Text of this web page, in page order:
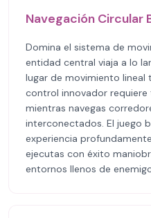
Navegación Circular
Domina el sistema de
entidad central viaja a lo
lugar de movimiento lineal
control innovador
mientras navegas
interconectados. El juego
experiencia
ejecutas con éxito
entornos llenos de